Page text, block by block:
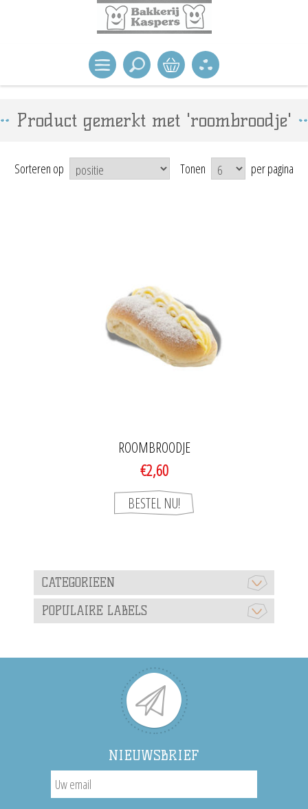
Product gemerkt met 'roombroodje'
Sorteren op Tonen per pagina
ROOMBROODJE
€2,60
CATEGORIEEN
POPULAIRE LABELS
NIEUWSBRIEF